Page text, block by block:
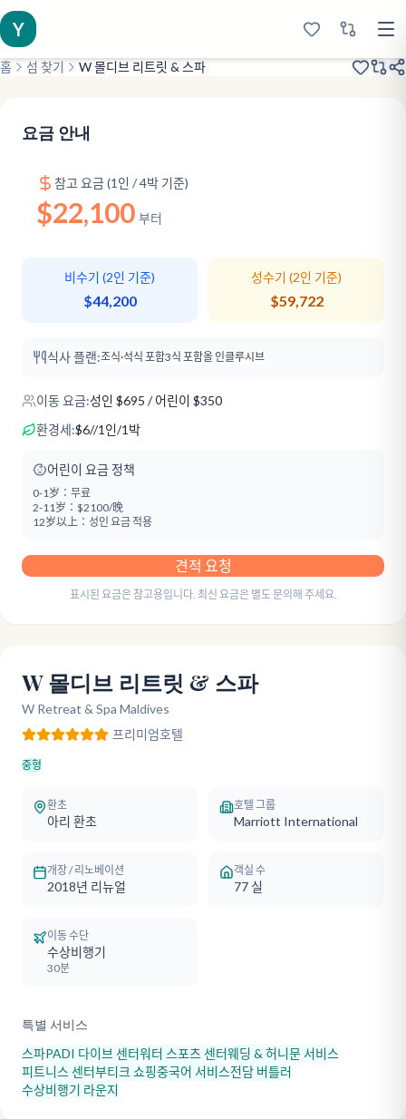
Y
홈 섬 찾기 W 몰디브 리트릿 & 스파
요금 안내
참고 요금 (1인 / 4박 기준)
$22,100 부터
비수기 (2인 기준)
$44,200
성수기 (2인 기준)
$59,722
식사 플랜:조식·석식 포함3식 포함올 인클루시브
이동 요금:성인 $695 / 어린이 $350
환경세:$6//1인/1박
어린이 요금 정책
0-1岁： 무료
2-11岁： $2100/晚
12岁以上： 성인 요금 적용
견적 요청
표시된 요금은 참고용입니다. 최신 요금은 별도 문의해 주세요.
W 몰디브 리트릿 & 스파
W Retreat & Spa Maldives
프리미엄호텔
중형
환초
아리 환초
호텔 그룹
Marriott International
개장 / 리노베이션
2018년 리뉴얼
객실 수
77 실
이동 수단
수상비행기
30분
특별 서비스
스파PADI 다이브 센터워터 스포츠 센터웨딩 & 허니문 서비스
피트니스 센터부티크 쇼핑중국어 서비스전담 버틀러
수상비행기 라운지